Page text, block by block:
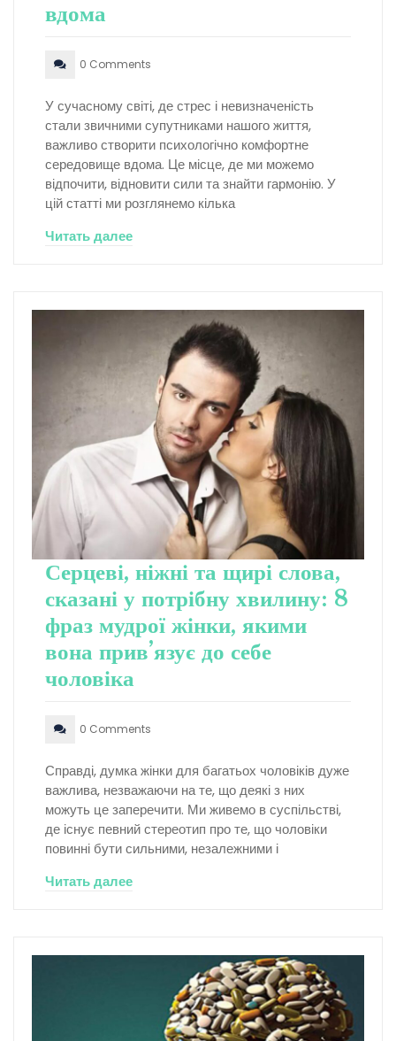
вдома
0 Comments
У сучасному світі, де стрес і невизначеність
стали звичними супутниками нашого життя,
важливо створити психологічно комфортне
середовище вдома. Це місце, де ми можемо
відпочити, відновити сили та знайти гармонію. У
цій статті ми розглянемо кілька
Читать далее
Серцеві, ніжні та щирі слова,
сказані у потрібну хвилину: 8
фраз мудрої жінки, якими
вона прив’язує до себе
чоловіка
0 Comments
Справді, думка жінки для багатьох чоловіків дуже
важлива, незважаючи на те, що деякі з них
можуть це заперечити. Ми живемо в суспільстві,
де існує певний стереотип про те, що чоловіки
повинні бути сильними, незалежними і
Читать далее